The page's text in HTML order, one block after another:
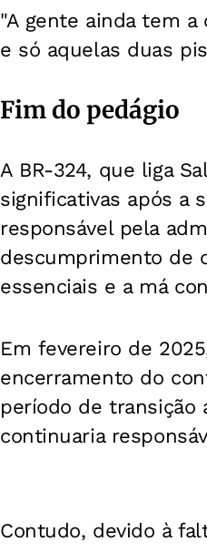
"A gente ainda tem
e só aquelas duas
Fim do pedágio
A BR-324, que liga
significativas após a
responsável pela
descumprimento de
essenciais e a má
Em fevereiro de
encerramento do
período de transição
continuaria
Contudo, devido à